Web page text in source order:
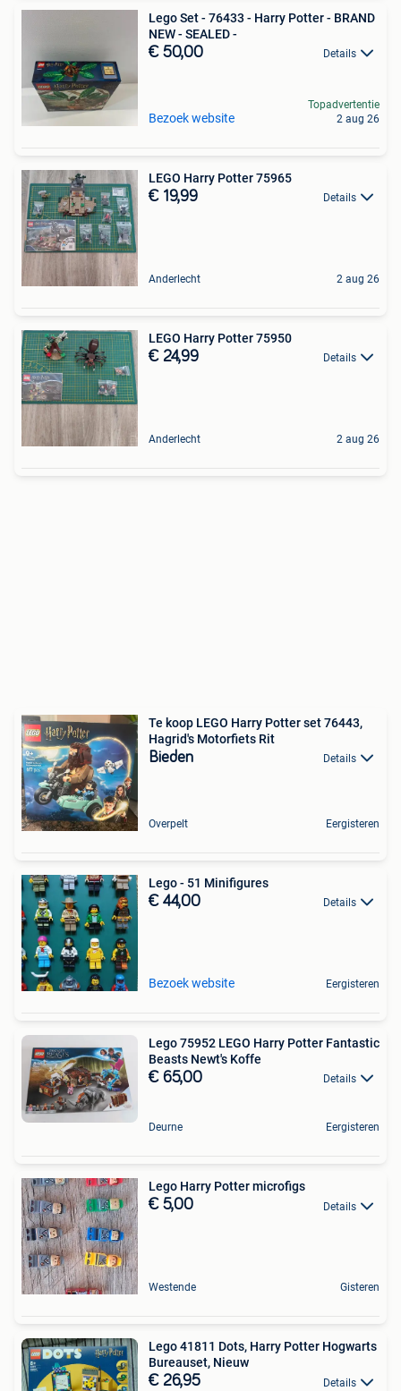
Lego Set - 76433 - Harry Potter - BRAND
NEW - SEALED -
€ 50,00 Details
Bezoek website
Topadvertentie
2 aug 26
LEGO Harry Potter 75965
€ 19,99 Details
Anderlecht 2 aug 26
LEGO Harry Potter 75950
€ 24,99 Details
Anderlecht 2 aug 26
Te koop LEGO Harry Potter set 76443,
Hagrid's Motorfiets Rit
Bieden Details
Overpelt Eergisteren
Lego - 51 Minifigures
€ 44,00 Details
Bezoek website Eergisteren
Lego 75952 LEGO Harry Potter Fantastic
Beasts Newt's Koffe
€ 65,00 Details
Deurne Eergisteren
Lego Harry Potter microfigs
€ 5,00 Details
Westende Gisteren
Lego 41811 Dots, Harry Potter Hogwarts
Bureauset, Nieuw
€ 26,95 Details